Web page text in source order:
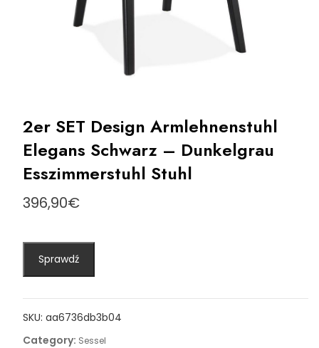
2er SET Design Armlehnenstuhl
Elegans Schwarz – Dunkelgrau
Esszimmerstuhl Stuhl
396,90€
Sprawdź
SKU: aa6736db3b04
Category: Sessel